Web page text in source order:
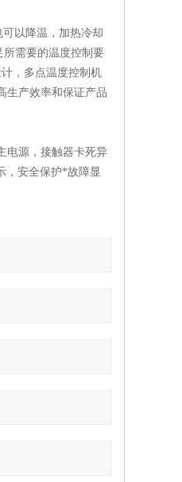
以降温，加热冷却
所需要的温度控制要
，多点温度控制机
生产效率和保证产品
电源，接触器卡死异
，安全保护*故障显